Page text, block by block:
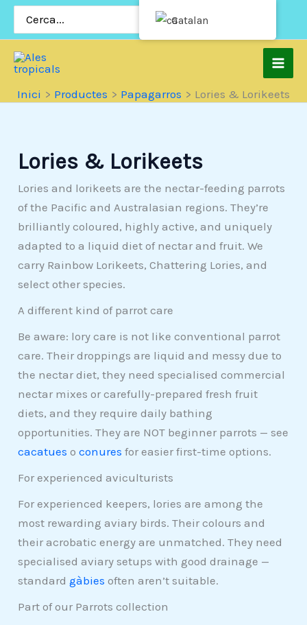
Salta
Inici Productes Papagarros Lories & Lorikeets
Lories & Lorikeets
Lories and lorikeets are the nectar-feeding parrots
of the Pacific and Australasian regions. They’re
brilliantly coloured, highly active, and uniquely
adapted to a liquid diet of nectar and fruit. We
carry Rainbow Lorikeets, Chattering Lories, and
select other species.
A different kind of parrot care
Be aware: lory care is not like conventional parrot
care. Their droppings are liquid and messy due to
the nectar diet, they need specialised commercial
nectar mixes or carefully-prepared fresh fruit
diets, and they require daily bathing
opportunities. They are NOT beginner parrots — see
cacatues oconures for easier first-time options.
For experienced aviculturists
For experienced keepers, lories are among the
most rewarding aviary birds. Their colours and
their acrobatic energy are unmatched. They need
specialised aviary setups with good drainage —
standardgàbies often aren’t suitable.
Part of our Parrots collection
Catalan